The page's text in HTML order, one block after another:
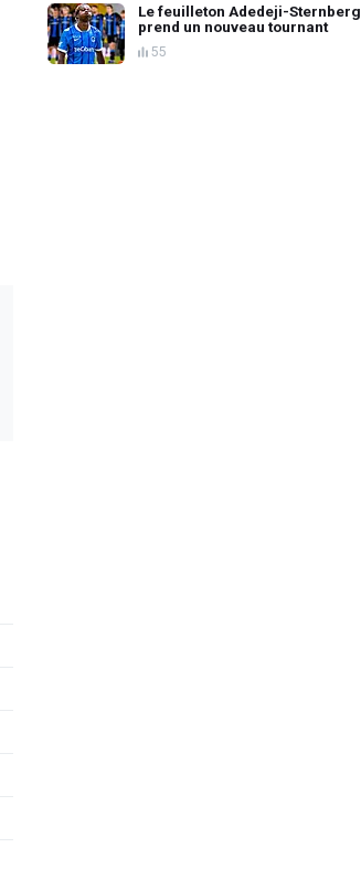
Le feuilleton Adedeji-Sternberg
prend un nouveau tournant
55